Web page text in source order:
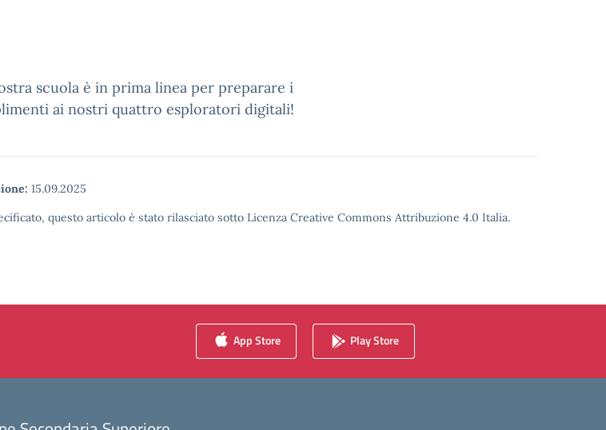
scuola è in prima linea per preparare i
ai nostri quattro esploratori digitali!
15.09.2025
questo articolo è stato rilasciato sotto Licenza Creative Commons Attribuzione 4.0 Italia.
App Store Play Store